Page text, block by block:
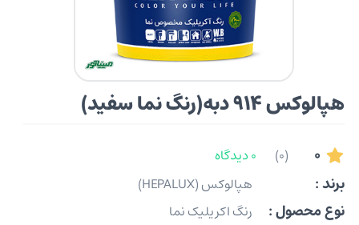
هپالوکس 914 دبه(رنگ نما سفید)
0
(0) 0 دیدگاه
برند : هپالوکس (HEPALUX)
نوع محصول : رنگ اکریلیک نما